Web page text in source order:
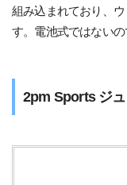
組み込まれており、
す。電池式ではないの
2pm Sports ジ